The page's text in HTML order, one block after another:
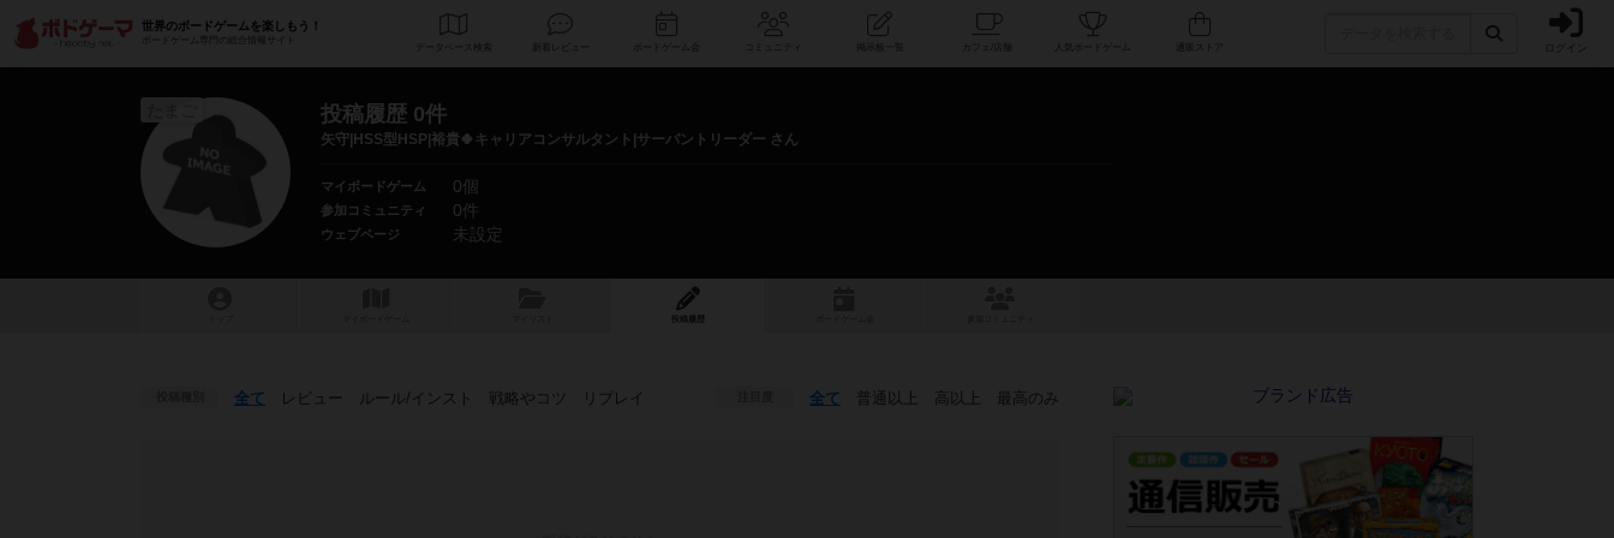
世界のボードゲームを楽しもう！
ボードゲーム専門の総合情報サイト
データベース コミュニティ 人気ボードゲーム ログイン
投稿履歴 0件
矢守|HSS型HSP|裕貴🍀キャリアコンサルタント|サーバントリーダー さん
マイボードゲーム 0個
参加コミュニティ 0件
ウェブページ 未設定
投稿履歴
全て レビュー ルール/インスト 戦略 やコツ リプレイ 全て 普通以上 高以上 最高のみ